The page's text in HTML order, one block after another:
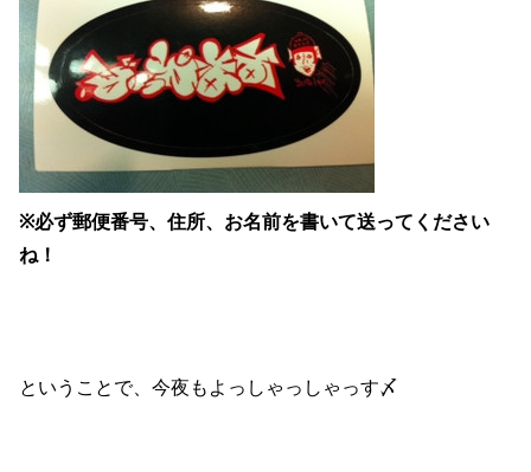
※必ず郵便番号、住所、お名前を書いて送ってください
ね！
ということで、今夜もよっしゃっしゃっす〆